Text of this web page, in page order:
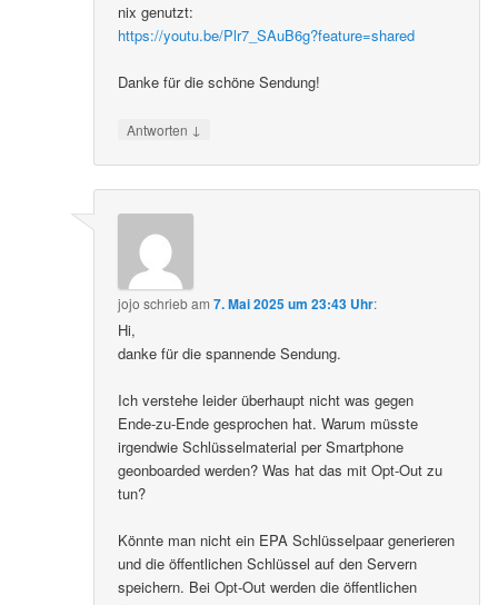
nix genutzt:
https://youtu.be/Plr7_SAuB6g?feature=shared
Danke für die schöne Sendung!
Antworten ↓
jojo schriebam7. Mai 2025 um 23:43 Uhr:
Hi,
danke für die spannende Sendung.
Ich verstehe leider überhaupt nicht was gegen
Ende-zu-Ende gesprochen hat. Warum müsste
irgendwie Schlüsselmaterial per Smartphone
geonboarded werden? Was hat das mit Opt-Out zu
tun?
Könnte man nicht ein EPA Schlüsselpaar generieren
und die öffentlichen Schlüssel auf den Servern
speichern. Bei Opt-Out werden die öffentlichen